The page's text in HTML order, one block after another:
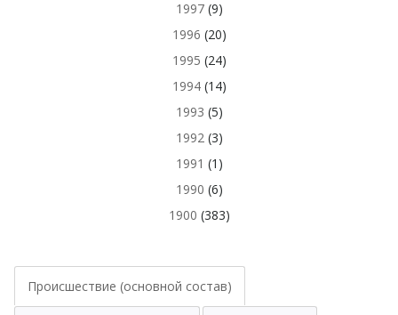
1997(9)
1996 (20)
1995 (24)
1994(14)
1993 (5)
1992(3)
1991 (1)
1990 (6)
1900 (383)
Происшествие (основной состав)